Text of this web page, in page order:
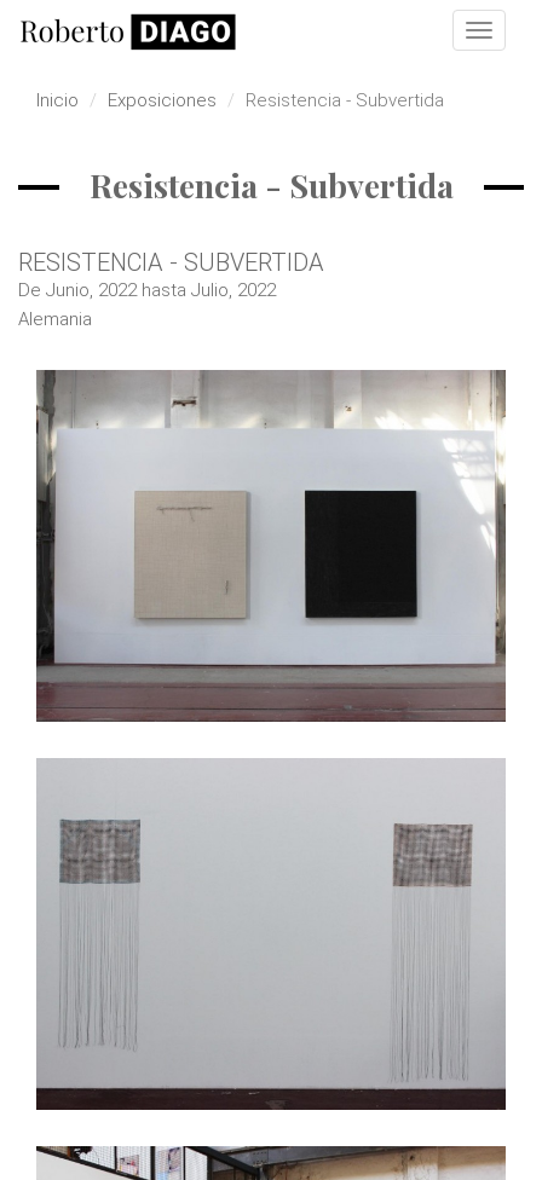
Pasar al contenido principal
Toggle
Inicio
Exposiciones Resistencia - Subvertida
Resistencia - Subvertida
RESISTENCIA - SUBVERTIDA
De Junio, 2022hasta Julio, 2022
Alemania